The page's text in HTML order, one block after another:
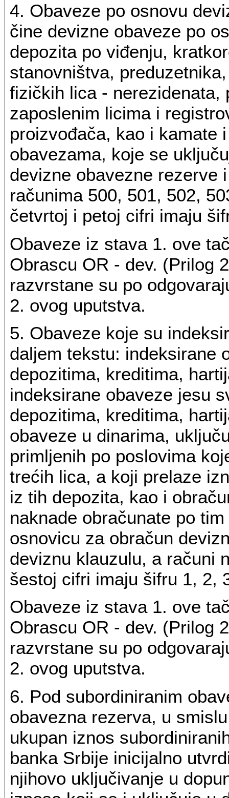
4. Obaveze po osnovu
čine devizne obaveze po
depozita po viđenju,
stanovništva,
fizičkih lica - nerezidenata,
zaposlenim licima i
proizvođača, kao i kamate
obavezama, koje se
devizne obavezne rezerve
računima 500, 501, 502,
četvrtoj i petoj cifri imaju
Obaveze iz stava 1. ove
Obrascu OR - dev. (Prilog
razvrstane su po
2. ovog uputstva.
5. Obaveze koje su
daljem tekstu: indeksirane
depozitima, kreditima,
indeksirane obaveze jesu
depozitima, kreditima,
obaveze u dinarima,
primljenih po poslovima
trećih lica, a koji prelaze
iz tih depozita, kao i
naknade obračunate po
osnovicu za obračun
deviznu klauzulu, a računi
šestoj cifri imaju šifru 1, 2,
Obaveze iz stava 1. ove
Obrascu OR - dev. (Prilog
razvrstane su po
2. ovog uputstva.
6. Pod subordiniranim
obavezna rezerva, u
ukupan iznos
banka Srbije inicijalno
njihovo uključivanje u